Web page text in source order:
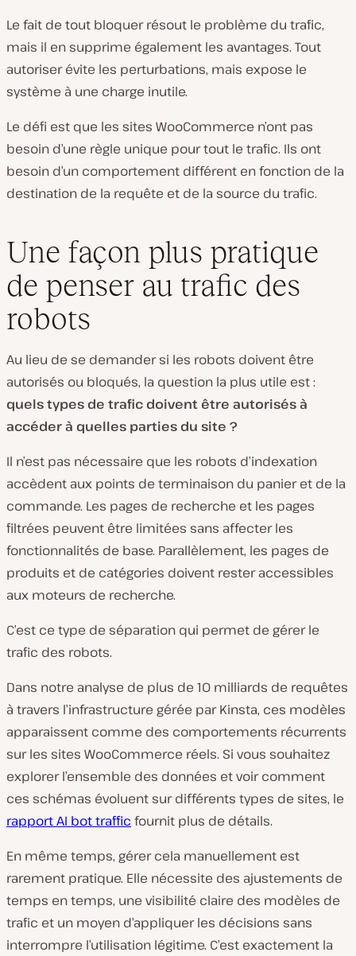
Le fait de tout bloquer résout le problème du trafic,
mais il en supprime également les avantages. Tout
autoriser évite les perturbations, mais expose le
système à une charge inutile.
Le défi est que les sites WooCommerce n’ont pas
besoin d’une règle unique pour tout le trafic. Ils ont
besoin d’un comportement différent en fonction de la
destination de la requête et de la source du trafic.
Une façon plus pratique
de penser au trafic des
robots
Au lieu de se demander si les robots doivent être
autorisés ou bloqués, la question la plus utile est :
quels types de trafic doivent être autorisés à
accéder à quelles parties du site ?
Il n’est pas nécessaire que les robots d’indexation
accèdent aux points de terminaison du panier et de la
commande. Les pages de recherche et les pages
filtrées peuvent être limitées sans affecter les
fonctionnalités de base. Parallèlement, les pages de
produits et de catégories doivent rester accessibles
aux moteurs de recherche.
C’est ce type de séparation qui permet de gérer le
trafic des robots.
Dans notre analyse de plus de 10 milliards de requêtes
à travers l’infrastructure gérée par Kinsta, ces modèles
apparaissent comme des comportements récurrents
sur les sites WooCommerce réels. Si vous souhaitez
explorer l’ensemble des données et voir comment
ces schémas évoluent sur différents types de sites, le
rapport AI bot traffic fournit plus de détails.
En même temps, gérer cela manuellement est
rarement pratique. Elle nécessite des ajustements de
temps en temps, une visibilité claire des modèles de
trafic et un moyen d’appliquer les décisions sans
interrompre l’utilisation légitime. C’est exactement la